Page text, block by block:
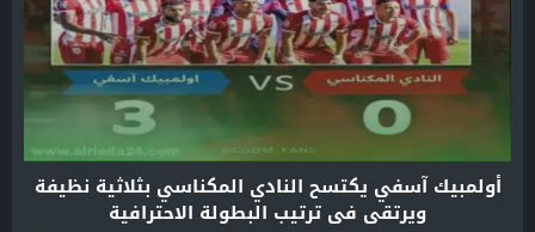
أولمبيك آسفي يكتسح النادي المكناسي بثلاثية نظيفة
ويرتقي في ترتيب البطولة الاحترافية